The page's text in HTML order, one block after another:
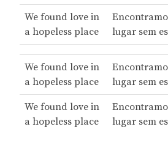
We found love in
a hopeless place
lugar sem
We found love in
a hopeless place
lugar sem
We found love in
a hopeless place
lugar sem